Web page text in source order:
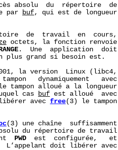
absolu  du  répertoire  de
par
buf, qui est de longueur
de  travail  en  cours,
octets, la fonction renvoie
.  Une  application  doit
plus grand si besoin est.
la version  Linux (libc4,
dynamiquement   avec
tampon alloué a la longueur
cas buf est alloué  avec
avec
free(3) le tampon
(3) une chaîne  suffisamment
du répertoire de travail
PWD
  est  configurée,   et
L’appelant doit libérer avec